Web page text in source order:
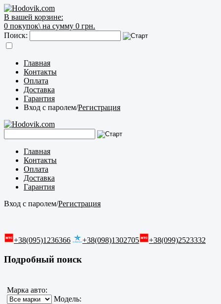
В вашей корзине:
0 покупок\ на сумму 0 грн.
Поиск:
Главная
Контакты
Оплата
Доставка
Гарантия
Вход с паролем/Регистрация
Главная
Контакты
Оплата
Доставка
Гарантия
Вход с паролем/Регистрация
+38(095)1236366 +38(098)1302705 +38(099)2523332
Подробный поиск
Марка авто:
Модель: